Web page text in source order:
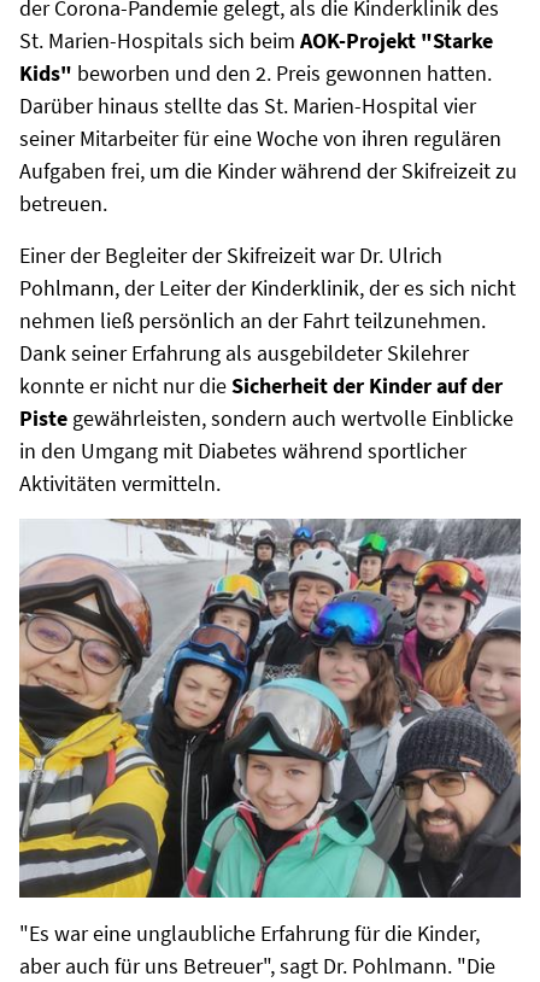
der Corona-Pandemie gelegt, als die Kinderklinik des
St. Marien-Hospitals sich beim AOK-Projekt "Starke
Kids" beworben und den 2. Preis gewonnen hatten.
Darüber hinaus stellte das St. Marien-Hospital vier
seiner Mitarbeiter für eine Woche von ihren regulären
Aufgaben frei, um die Kinder während der Skifreizeit zu
betreuen.
Einer der Begleiter der Skifreizeit war Dr. Ulrich
Pohlmann, der Leiter der Kinderklinik, der es sich nicht
nehmen ließ persönlich an der Fahrt teilzunehmen.
Dank seiner Erfahrung als ausgebildeter Skilehrer
konnte er nicht nur dieSicherheit der Kinder auf der
Piste gewährleisten, sondern auch wertvolle Einblicke
in den Umgang mit Diabetes während sportlicher
Aktivitäten vermitteln.
"Es war eine unglaubliche Erfahrung für die Kinder,
aber auch für uns Betreuer", sagt Dr. Pohlmann. "Die